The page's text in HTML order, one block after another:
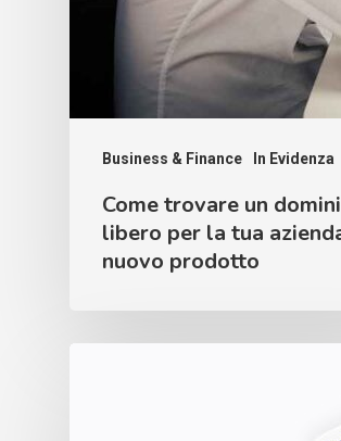
Business & Finance In Evidenza
Come trovare un
libero per la tua
nuovo prodotto